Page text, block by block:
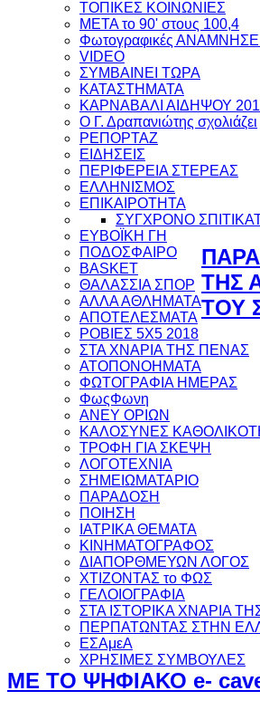
ΤΟΠΙΚΕΣ ΚΟΙΝΩΝΙΕΣ
ΜΕΤΑ το 90' στους 100,4
Φωτογραφικές
VIDEO
ΣΥΜΒΑΙΝΕΙ ΤΩΡΑ
ΚΑΤΑΣΤΗΜΑΤΑ
ΚΑΡΝΑΒΑΛΙ ΑΙΔΗΨΟΥ
Ο Γ. Δραπανιώτης σχολιάζει
ΡΕΠΟΡΤΑΖ
ΕΙΔΗΣΕΙΣ
ΠΕΡΙΦΕΡΕΙΑ ΣΤΕΡΕΑΣ
ΕΛΛΗΝΙΣΜΟΣ
ΕΠΙΚΑΙΡΟΤΗΤΑ
ΣΥΓΧΡΟΝΟ ΣΠΙΤΙ
ΕΥΒΟΪΚΗ ΓΗ
ΠΟΔΟΣΦΑΙΡΟ
BASKET
ΘΑΛΑΣΣΙΑ ΣΠΟΡ
ΑΛΛΑ ΑΘΛΗΜΑΤΑ
ΑΠΟΤΕΛΕΣΜΑΤΑ
ΡΟΒΙΕΣ 5Χ5 2018
ΣΤΑ ΧΝΑΡΙΑ ΤΗΣ ΠΕΝΑΣ
ΑΤΟΠΟΝΟΗΜΑΤΑ
ΦΩΤΟΓΡΑΦΙΑ ΗΜΕΡΑΣ
ΦωςΦωνη
ANEY ΟΡΙΩΝ
ΚΑΛΟΣΥΝΕΣ
ΤΡΟΦΗ ΓΙΑ ΣΚΕΨΗ
ΛΟΓΟΤΕΧΝΙΑ
ΣΗΜΕΙΩΜΑΤΑΡΙΟ
ΠΑΡΑΔΟΣΗ
ΠΟΙΗΣΗ
ΙΑΤΡΙΚΑ ΘΕΜΑΤΑ
ΚΙΝΗΜΑΤΟΓΡΑΦΟΣ
ΔΙΑΠΟΡΘΜΕΥΩΝ ΛΟΓΟΣ
ΧΤΙΖΟΝΤΑΣ το ΦΩΣ
ΓΕΛΟΙΟΓΡΑΦΙΑ
ΣΤΑ ΙΣΤΟΡΙΚΑ ΧΝΑΡΙΑ
ΠΕΡΠΑΤΩΝΤΑΣ ΣΤΗΝ
ΕΣΑμεΑ
ΧΡΗΣΙΜΕΣ ΣΥΜΒΟΥΛΕΣ
ΤΗΣ
ΤΟΥ
ΜΕ ΤΟ ΨΗΦΙΑΚΟ e-